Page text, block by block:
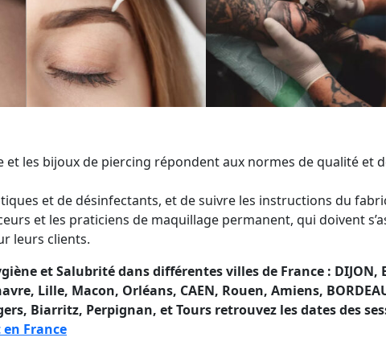
et les bijoux de piercing répondent aux normes de qualité
et de désinfectants, et de suivre les instructions du
et les praticiens de maquillage permanent, qui doivent
leurs clients.
et Salubrité dans différentes villes de France :
Lille, Macon, Orléans, CAEN, Rouen, Amiens,
Biarritz, Perpignan, et Tours retrouvez les dates des
France